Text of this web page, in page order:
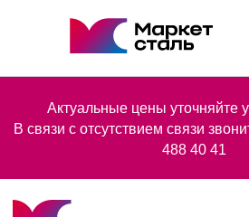
Актуальные цены уточняйте
В связи с отсутствием связи
488 40 41